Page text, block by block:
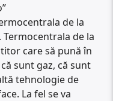
de la
de la
care să pună în
sunt gaz, că sunt
tehnologie de
La fel se va